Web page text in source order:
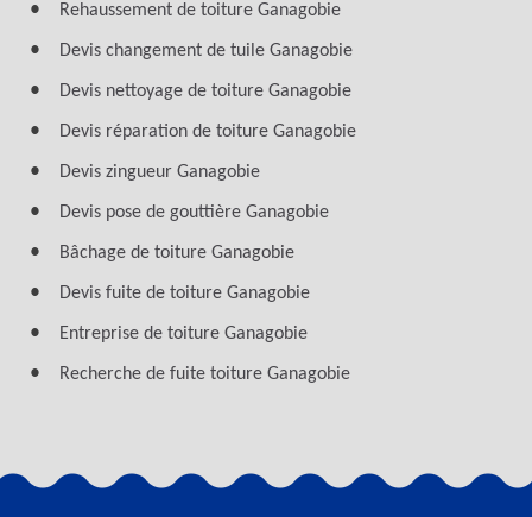
Rehaussement de toiture Ganagobie
Devis changement de tuile Ganagobie
Devis nettoyage de toiture Ganagobie
Devis réparation de toiture Ganagobie
Devis zingueur Ganagobie
Devis pose de gouttière Ganagobie
Bâchage de toiture Ganagobie
Devis fuite de toiture Ganagobie
Entreprise de toiture Ganagobie
Recherche de fuite toiture Ganagobie